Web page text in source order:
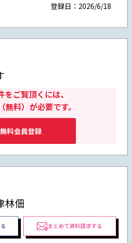
登録日：2026/6/18
をご覧頂くには、
無料）が必要です。
無料会員登録
林佃
まとめて資料請求する